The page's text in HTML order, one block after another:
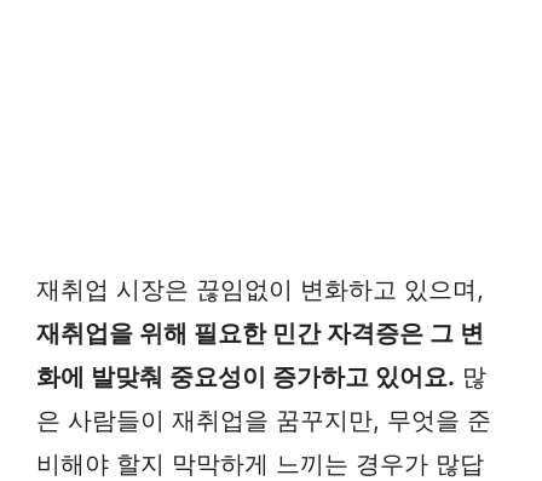
재취업 시장은 끊임없이 변화하고 있으며,
재취업을 위해 필요한 민간 자격증은 그 변
화에 발맞춰 중요성이 증가하고 있어요. 많
은 사람들이 재취업을 꿈꾸지만, 무엇을 준
비해야 할지 막막하게 느끼는 경우가 많답